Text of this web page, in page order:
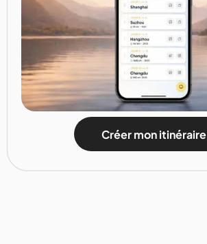
Créer mon itinéraire